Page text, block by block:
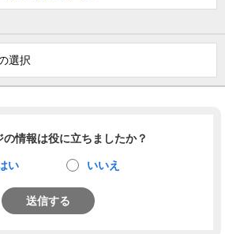
選択
の情報は役に立ちましたか？
い いいえ
送信する